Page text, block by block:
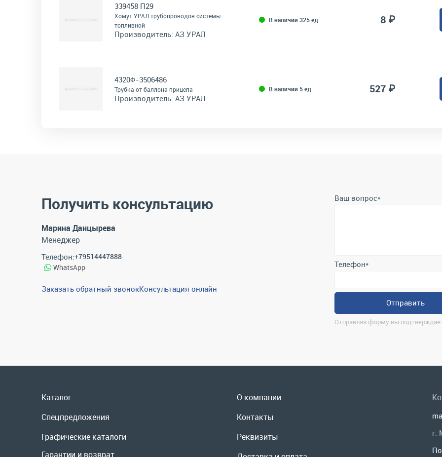
339458 П29
Хомут УРАЛ трубопроводов системы
топливной
Производитель: АЗ УРАЛ
В наличии 325 ед 8 ₽
4320Ф-3506486
Трубка от баллона прицепа
Производитель: АЗ УРАЛ
В наличии 5 ед 527 ₽
Получить консультацию
Марина Данцырева
Менеджер
Телефон:+79514447888
WhatsApp
Заказать обратный звонокКонсультация онлайн
Ваш вопрос*
Каталог
Гарантии и возврат
Скидки
О компании
г.